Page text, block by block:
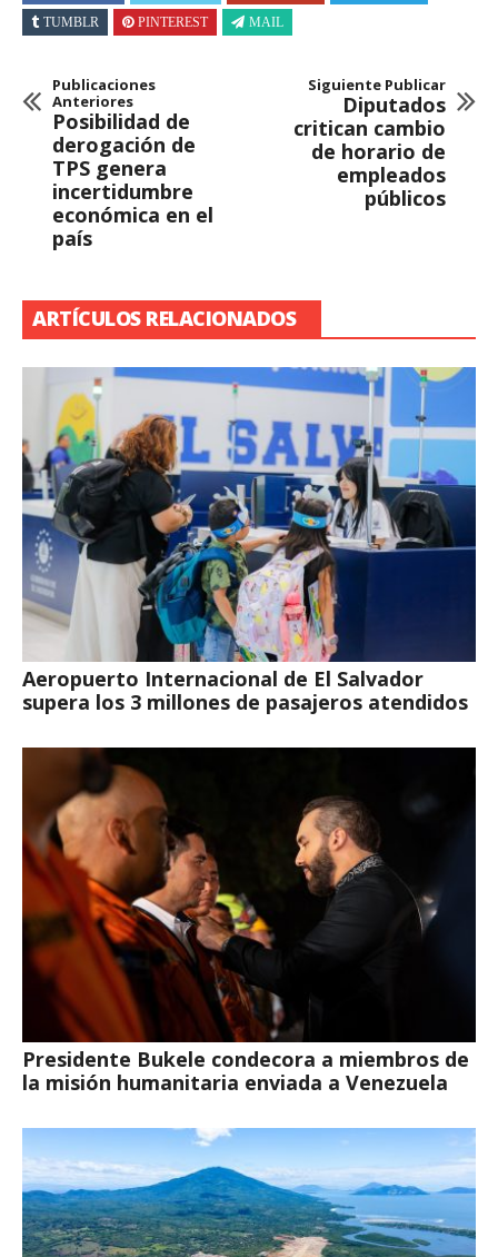
TUMBLR PINTEREST MAIL
Publicaciones
Anteriores
Posibilidad de
derogación de
TPS genera
incertidumbre
económica en el
país
Siguiente Publicar
Diputados
critican cambio
de horario de
empleados
públicos
ARTÍCULOS RELACIONADOS
Aeropuerto Internacional de El Salvador
supera los 3 millones de pasajeros atendidos
Presidente Bukele condecora a miembros de
la misión humanitaria enviada a Venezuela